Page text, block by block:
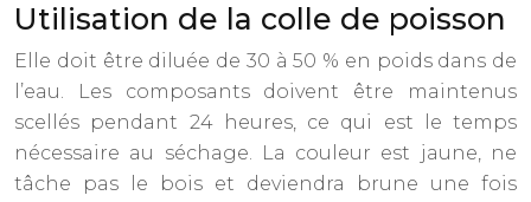
Utilisation de la colle de poisson
Elle doit être diluée de 30 à 50 % en poids dans de
l’eau. Les composants doivent être maintenus
scellés pendant 24 heures, ce qui est le temps
nécessaire au séchage. La couleur est jaune, ne
tâche pas le bois et deviendra brune une fois